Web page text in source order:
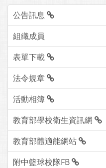
公告訊息
組織成員
表單下載
法令規章
活動相簿
教育部學校衛生資訊網
教育部體適能網站
附中籃球校隊FB